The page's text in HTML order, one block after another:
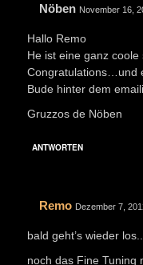
Nöben November 16,
Hallo Remo
He ist eine ganz
Congratulations…und
Bude hinter dem
Gruzzos de Nöben
ANTWORTEN
Remo Dezember 7,
bald geht’s wieder los..
noch das Fine Tuning